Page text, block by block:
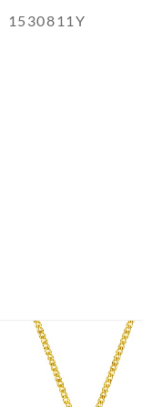
1530811Y